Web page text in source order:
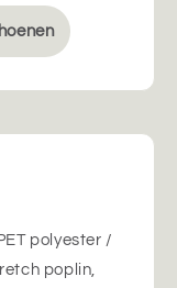
polyester /
poplin,